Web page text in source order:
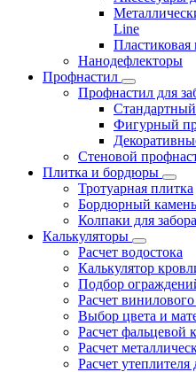
Line
Пластиковая
Нанодефлекторы
Профнастил
Профнастил для
Фигурный
Стеновой
Плитка и бордюры
Тротуарная плитка
Бордюрный камень
Колпаки для забора
Калькуляторы
Расчет водостока
Калькулятор
Подбор
Расчет
Выбор цвета и
Расчет фальцевой
Расчет
Расчет утеплителя